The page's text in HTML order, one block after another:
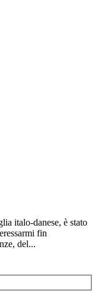
italo-danese, è stato
fin
del...